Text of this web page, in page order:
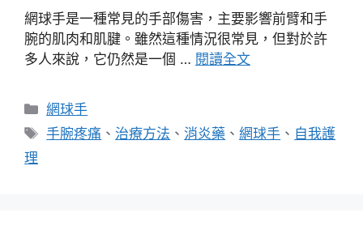
網球手是一種常見的手部傷害，主要影響前臂和手
腕的肌肉和肌腱。雖然這種情況很常見，但對於許
多人來說，它仍然是一個 … 閱讀全文
分
類
網球手
標
手腕疼痛 、 治療方法 、消炎藥 、網球手 、 自我護
理